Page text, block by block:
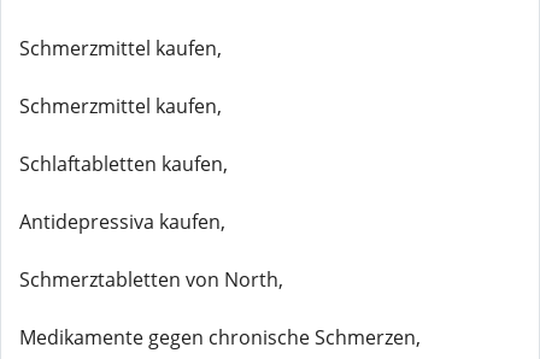
Schmerzmittel kaufen,
Schmerzmittel kaufen,
Schlaftabletten kaufen,
Antidepressiva kaufen,
Schmerztabletten von North,
Medikamente gegen chronische Schmerzen,